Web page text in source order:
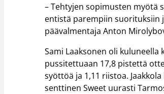
– Tehtyjen sopimusten myötä
entistä parempiin suorituksiin
päävalmentaja Anton
Sami Laaksonen oli
pussitettuaan 17,8 pistettä
syöttöä ja 1,11 riistoa.
senttinen Sweet uurasti